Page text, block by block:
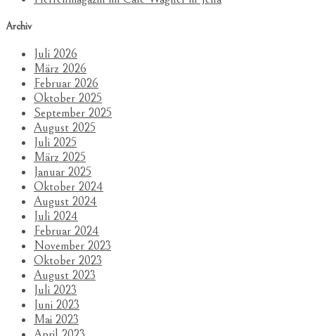
Archiv
Juli 2026
März 2026
Februar 2026
Oktober 2025
September 2025
August 2025
Juli 2025
März 2025
Januar 2025
Oktober 2024
August 2024
Juli 2024
Februar 2024
November 2023
Oktober 2023
August 2023
Juli 2023
Juni 2023
Mai 2023